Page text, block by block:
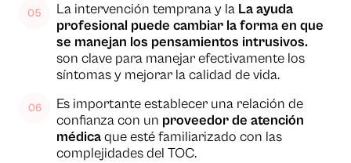
La intervención temprana y la La ayuda
profesional puede cambiar la forma en que
se manejan los pensamientos intrusivos.
son clave para manejar efectivamente los
síntomas y mejorar la calidad de vida.
Es importante establecer una relación de
confianza con un proveedor de atención
médicaque esté familiarizado con las
complejidades del TOC.